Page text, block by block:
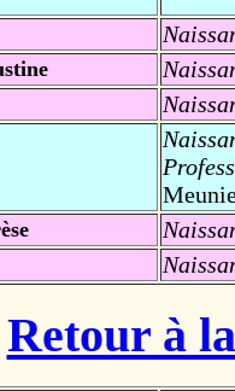
Retour à